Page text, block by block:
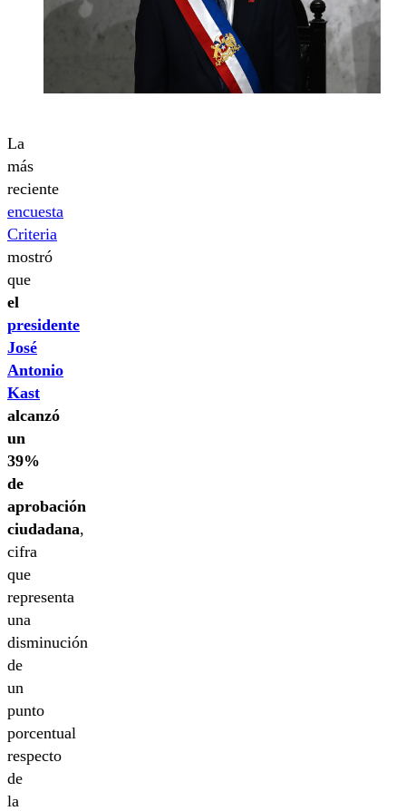
La
más
reciente
encuesta
Criteria
mostró
que
el
presidente
José
Antonio
Kast
alcanzó
un
39%
de
aprobación
ciudadana,
cifra
que
representa
una
disminución
de
un
punto
porcentual
respecto
de
la